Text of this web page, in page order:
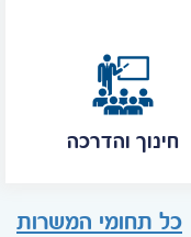
חינוך והדרכה
כל תחומי המשרות